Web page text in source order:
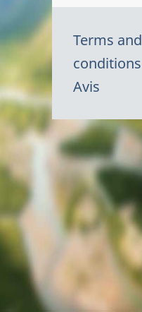
Terms and
conditions
Avis